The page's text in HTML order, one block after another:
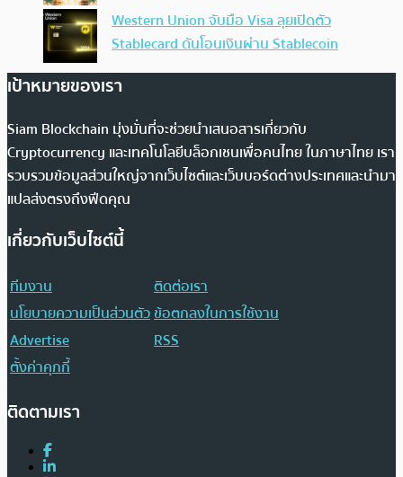
Western Union จับมือ Visa ลุยเปิดตัว
Stablecard ดันโอนเงินผ่าน Stablecoin
เป้าหมายของเรา
Siam Blockchain มุ่งมั่นที่จะช่วยนำเสนอสารเกี่ยวกับ
Cryptocurrency และเทคโนโลยีบล็อกเชนเพื่อคนไทย ในภาษาไทย เรา
รวบรวมข้อมูลส่วนใหญ่จากเว็บไซต์และเว็บบอร์ดต่างประเทศและนำมา
แปลส่งตรงถึงฟีดคุณ
เกี่ยวกับเว็บไซต์นี้
ทีมงาน
ติดต่อเรา
นโยบายความเป็นส่วนตัวข้อตกลงในการใช้งาน
Advertise
RSS
ตั้งค่าคุกกี้
ติดตามเรา